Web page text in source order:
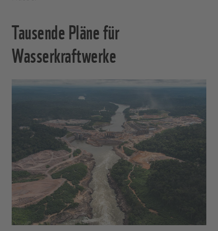
Tausende Pläne für
Wasserkraftwerke